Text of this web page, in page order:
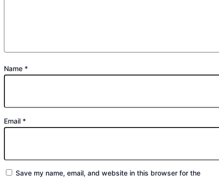
Name *
Email *
Save my name, email, and website in this browser for the